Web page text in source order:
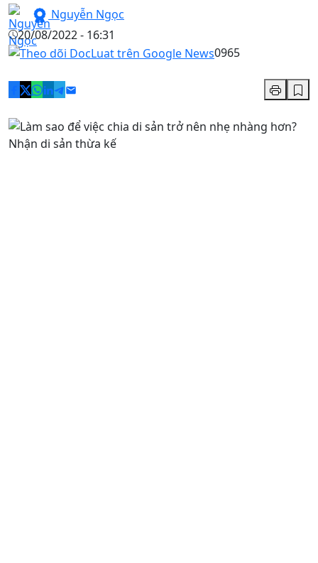
Nguyễn Ngọc
20/08/2022 - 16:31
0965
Nhận di sản thừa kế